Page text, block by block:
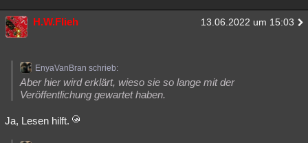
H.W.Flieh 13.06.2022 um 15:03
EnyaVanBran schrieb:
Aber hier wird erklärt, wieso sie so lange mit der
Veröffentlichung gewartet haben.
Ja, Lesen hilft.